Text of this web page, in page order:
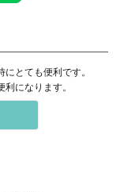
とても便利です。
になります。